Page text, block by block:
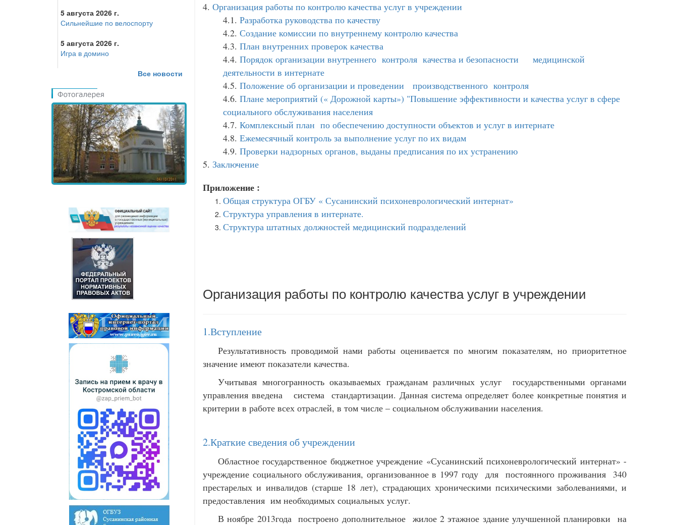
5 августа 2026 г.
Сильнейшие по велоспорту
5 августа 2026 г.
Игра в домино
Все новости
4. Организация работы по контролю качества услуг в учреждении
4.1. Разработка руководства по качеству
4.2. Создание комиссии по внутреннему контролю качества
4.3. План внутренних проверок качества
4.4. Порядок организации внутреннего контроля качества и безопасности медицинской
деятельности в интернате
4.5. Положение об организации и проведении производственного контроля
4.6. Плане мероприятий (« Дорожной карты») "Повышение эффективности и качества услуг в сфере
социального обслуживания населения
4.7. Комплексный план по обеспечению доступности объектов и услуг в интернате
4.8. Ежемесячный контроль за выполнение услуг по их видам
4.9. Проверки надзорных органов, выданы предписания по их устранению
5. Заключение
Приложение :
Общая структура ОГБУ « Сусанинский психоневрологический интернат»
Структура управления в интернате.
Структура штатных должностей медицинский подразделений
Организация работы по контролю качества услуг в учреждении
1.Вступление
Результативность проводимой нами работы оценивается по многим показателям, но приоритетное
значение имеют показатели качества.
Учитывая многогранность оказываемых гражданам различных услуг государственными органами
управления введена система стандартизации. Данная система определяет более конкретные понятия и
критерии в работе всех отраслей, в том числе – социальном обслуживании населения.
2.Краткие сведения об учреждении
Областное государственное бюджетное учреждение «Сусанинский психоневрологический интернат» -
учреждение социального обслуживания, организованное в 1997 году для постоянного проживания 340
престарелых и инвалидов (старше 18 лет), страдающих хроническими психическими заболеваниями, и
предоставления им необходимых социальных услуг.
В ноябре 2013года построено дополнительное жилое 2 этажное здание улучшенной планировки на